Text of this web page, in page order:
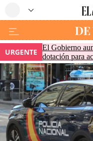
URGENTE
El Gobierno
dotación para